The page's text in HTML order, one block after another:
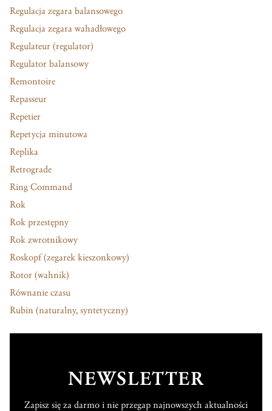
Regulacja zegara balansowego
Regulacja zegara wahadłowego
Regulateur (regulator)
Regulator balansowy
Remontoire
Repasseur
Repetier
Repetycja minutowa
Replika
Retrograde
Ring Command
Rok
Rok przestępny
Rok zwrotnikowy
Roskopf (zegarek kieszonkowy)
Rotor (wahnik)
Równanie czasu
Rubin (naturalny, syntetyczny)
NEWSLETTER
Zapisz się za darmo i nie przegap najnowszych aktualności